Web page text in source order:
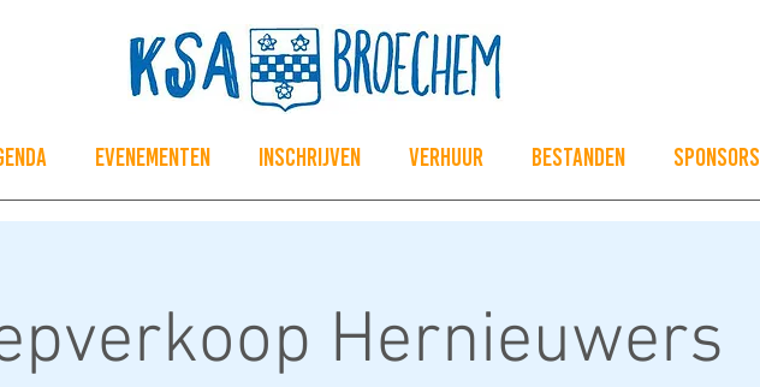
Evenementen Inschrijven Verhuur Bestanden Sponsors
Hernieuwers